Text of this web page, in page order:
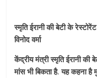
स्मृति ईरानी की बेटी के
विनोद वर्मा
केंद्रीय मंत्री स्मृति ईरानी की
मांस भी बिकता है. यह कहना